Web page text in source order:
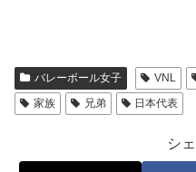
バレーボール女子 VNL
家族
兄弟 日本代表
シ